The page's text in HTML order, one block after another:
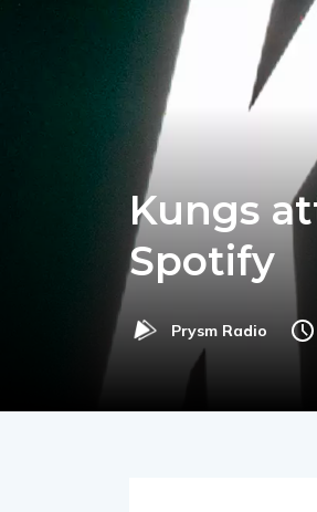
Kungs
Spotify
Prysm Radio